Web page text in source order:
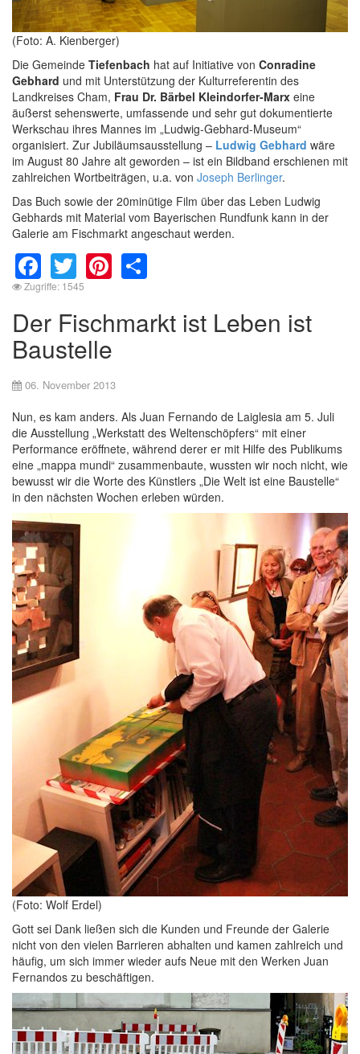
(Foto: A. Kienberger)
Die Gemeinde Tiefenbach hat auf Initiative von Conradine
Gebhard und mit Unterstützung der Kulturreferentin des
Landkreises Cham, Frau Dr. Bärbel Kleindorfer-Marx eine
äußerst sehenswerte, umfassende und sehr gut dokumentierte
Werkschau ihres Mannes im „Ludwig-Gebhard-Museum“
organisiert. Zur Jubiläumsausstellung – Ludwig Gebhard wäre
im August 80 Jahre alt geworden – ist ein Bildband erschienen mit
zahlreichen Wortbeiträgen, u.a. von Joseph Berlinger.
Das Buch sowie der 20minütige Film über das Leben Ludwig
Gebhards mit Material vom Bayerischen Rundfunk kann in der
Galerie am Fischmarkt angeschaut werden.
Facebook
TwitterPinterest
Zugriffe: 1545
Der Fischmarkt ist Leben ist
Baustelle
06. November 2013
Nun, es kam anders. Als Juan Fernando de Laiglesia am 5. Juli
die Ausstellung „Werkstatt des Weltenschöpfers“ mit einer
Performance eröffnete, während derer er mit Hilfe des Publikums
eine „mappa mundi“ zusammenbaute, wussten wir noch nicht, wie
bewusst wir die Worte des Künstlers „Die Welt ist eine Baustelle“
in den nächsten Wochen erleben würden.
(Foto: Wolf Erdel)
Gott sei Dank ließen sich die Kunden und Freunde der Galerie
nicht von den vielen Barrieren abhalten und kamen zahlreich und
häufig, um sich immer wieder aufs Neue mit den Werken Juan
Fernandos zu beschäftigen.